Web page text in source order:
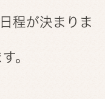
程が決まりま
。